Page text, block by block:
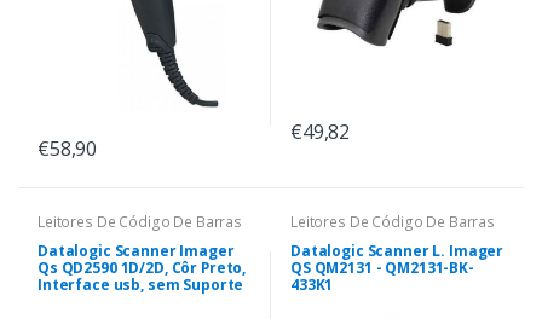
€58,90
€49,82
Leitores De Código De Barras
Datalogic Scanner Imager
Qs QD2590 1D/2D, Côr Preto,
Interface usb, sem Suporte
Leitores De Código De Barras
Datalogic Scanner L. Imager
QS QM2131 - QM2131-BK-
433K1